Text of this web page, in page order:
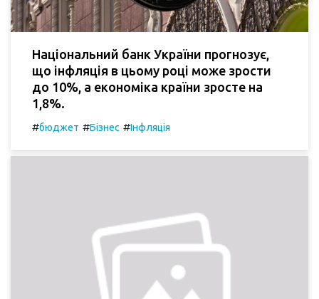
Національний банк України прогнозує,
що інфляція в цьому році може зрости
до 10%, а економіка країни зросте на
1,8%.
#бюджет #Бізнес #Інфляція